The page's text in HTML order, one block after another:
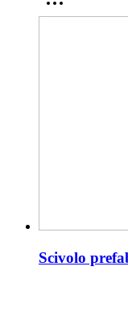
Scivolo